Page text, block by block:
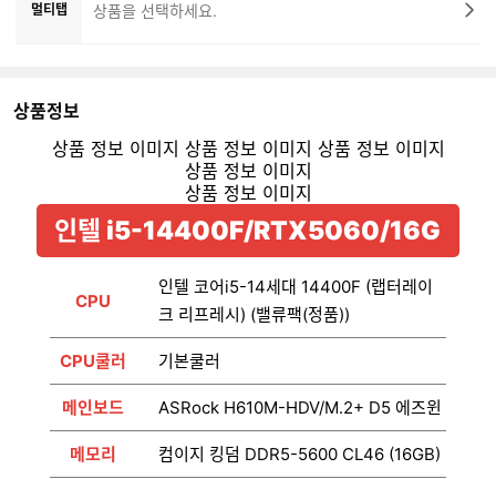
멀티탭 상품을 선택하세요.
상품정보
인텔 i5-14400F/RTX5060/16G
CPU
인텔 코어i5-14세대 14400F (랩터레이
크 리프레시) (밸류팩(정품))
CPU쿨러 기본쿨러
메인보드 ASRock H610M-HDV/M.2+ D5 에즈윈
메모리 컴이지 킹덤 DDR5-5600 CL46 (16GB)